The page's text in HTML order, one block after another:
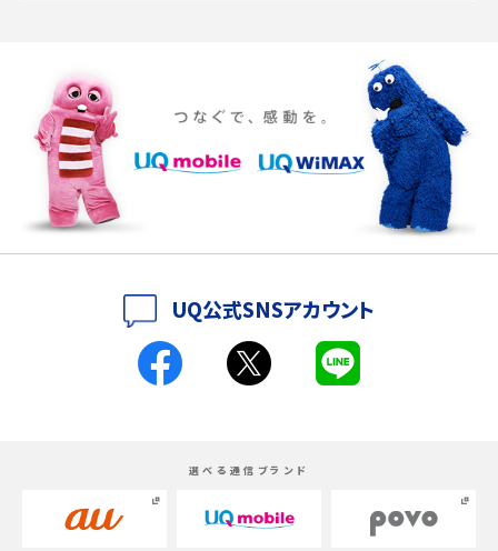
iPhone 16eとiPhone SE（第3世代）の違いは？サイズやスペックを比較して解説
iPhone 16eとiPhone 14を徹底比較！スペック・機能の違いをわかりやすく紹介
iPhone 16シリーズのモデルを比較！価格・サイズ・カメラ性能の違いを徹底解説
iPhone 16とiPhone 15の違いは？カメラ・スペック・機能を徹底比較
スマホが高い理由は？購入費用を抑える方法や端末を選ぶ時の注意点を解説！
高校生にスマホ制限は必要？所持率やメリット・デメリットを詳しく紹介
スマホのネット通信速度が遅い原因は？すぐできる対処法や見直すポイントを解
UQ公式SNSアカウント
選べる通信ブランド